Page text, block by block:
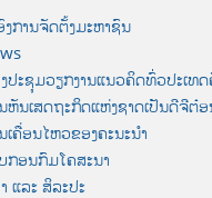
ງການຈັດຕັ້ງມະຫາຊົນ
ປະຊຸມວຽກງານແນວຄິດທົ່ວປະເທ
ຫັນເສດຖະກິດແຫ່ງຊາດເປັນດີຈີຕ໋
ເຄື່ອນໄຫວຂອງຄະນະນຳ
ກອນກົມໂຄສະນາ
ແລະ ສິລະປະ